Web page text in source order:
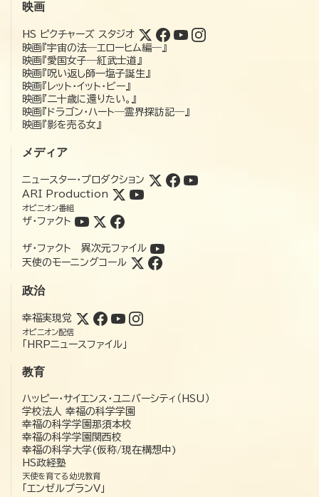
映画
HS ピクチャーズ スタジオ
映画『宇宙の法―エローヒム編―』
映画『愛国女子―紅武士道』
映画『呪い返し師—塩子誕生』
映画『レット・イット・ビー』
映画『二十歳に還りたい。』
映画『ドラゴン・ハート―霊界探訪記―』
映画『影を売る女』
メディア
ニュースター・プロダクション
ARI Production
オピニオン番組
ザ・ファクト
ザ・ファクト 異次元ファイル
天使のモーニングコール
政治
幸福実現党
オピニオン配信
「HRPニュースファイル」
教育
ハッピー・サイエンス・ユニバーシティ（HSU）
学校法人 幸福の科学学園
幸福の科学学園那須本校
幸福の科学学園関西校
幸福の科学大学(仮称/現在構想中)
HS政経塾
天使を育てる幼児教育
「エンゼルプランV」